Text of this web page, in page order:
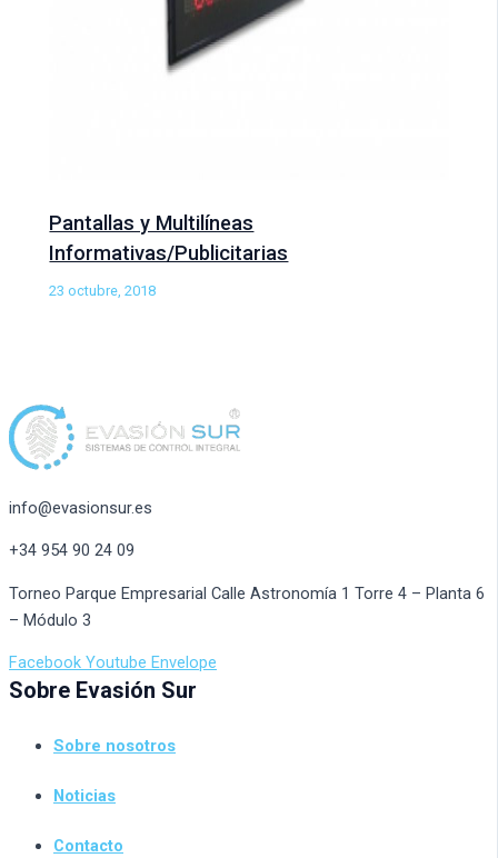
Pantallas y Multilíneas
Informativas/Publicitarias
23 octubre, 2018
info@evasionsur.es
+34 954 90 24 09
Torneo Parque Empresarial Calle Astronomía 1 Torre 4 – Planta 6
– Módulo 3
Facebook Youtube Envelope
Sobre Evasión Sur
Sobre nosotros
Noticias
Contacto